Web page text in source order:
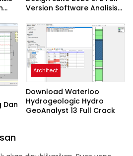
Version Software Analisis
Dan
Architect
Download Waterloo
Hydrogeologic Hydro
GeoAnalyst 13 Full Crack